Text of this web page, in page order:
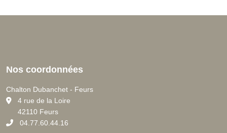
Nos coordonnées
Chalton Dubanchet - Feurs
4 rue de la Loire
42110 Feurs
04.77.60.44.16